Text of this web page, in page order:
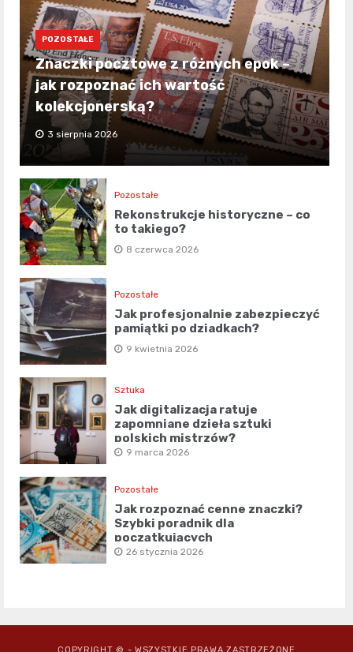
POZOSTAŁE
Znaczki pocztowe z różnych epok –
jak rozpoznać ich wartość
kolekcjonerską?
3 sierpnia 2026
Pozostałe
Rekonstrukcje historyczne – co
to takiego?
8 czerwca 2026
Pozostałe
Jak profesjonalnie zabezpieczyć
pamiątki po dziadkach?
9 kwietnia 2026
Sztuka
Jak digitalizacja ratuje
zapomniane dzieła sztuki
polskich mistrzów?
9 marca 2026
Pozostałe
Jak rozpoznać cenne znaczki?
Szybki poradnik dla
początkujących
26 stycznia 2026